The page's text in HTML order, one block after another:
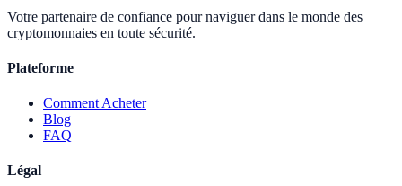
Votre partenaire de confiance pour naviguer dans le monde des
cryptomonnaies en toute sécurité.
Plateforme
Comment Acheter
Blog
FAQ
Légal